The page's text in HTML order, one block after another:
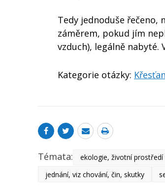
Tedy jednoduše řečeno,
záměrem, pokud jím
vzduch), legálně
Kategorie otázky:
Témata: ekologie, životní prostředí
jednání, viz chování, čin, skutky